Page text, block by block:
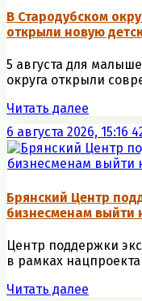
В Стародубском
открыли новую
5 августа для
округа открыли
Читать далее
6 августа 2026, 15:16
Брянский Центр
бизнесменам
Центр поддержки
в рамках
Читать далее